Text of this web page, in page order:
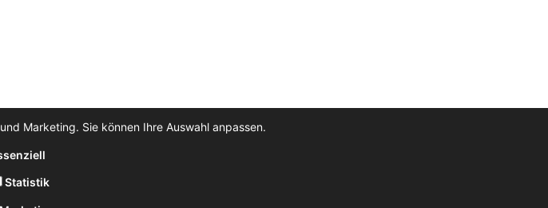
Marketing. Sie können Ihre Auswahl anpassen.
Statistik